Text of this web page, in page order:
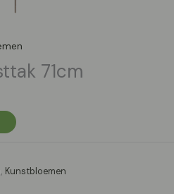
71cm
, Kunstbloemen